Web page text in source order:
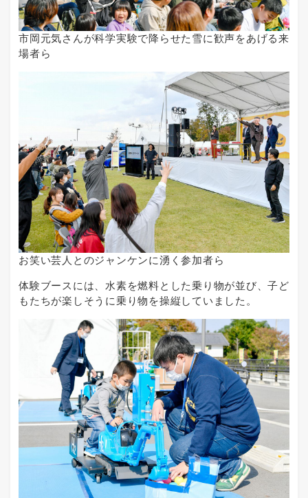
市岡元気さんが科学実験で降らせた雪に歓声をあげる来
場者ら
お笑い芸人とのジャンケンに湧く参加者ら
体験ブースには、水素を燃料とした乗り物が並び、子ど
もたちが楽しそうに乗り物を操縦していました。